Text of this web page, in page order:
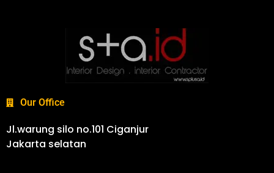
Our Office
Jl.warung silo no.101 Ciganjur
Jakarta selatan